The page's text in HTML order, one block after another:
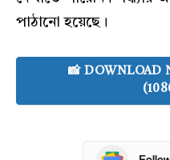
পাঠানো হয়েছে।
📸 DOWNLOAD